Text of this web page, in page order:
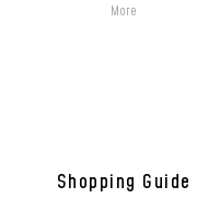
ンなど数種類の天然鉱石ででき
Shopping Guide